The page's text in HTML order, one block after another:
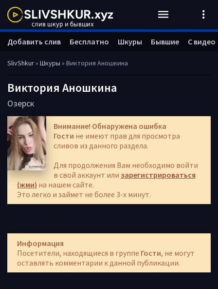
SlivShkur» Шкуры » Виктория Аношкина
Виктория Аношкина
Озерск
Внимание! Обнаружена ошибка
Гости не имеют прав для просмотра
сливов из данного раздела.
Для продолжения Вам необходимо войти
в свой аккаунт или зарегистрироваться
(жми) на нашем сайте.
Это легко и займет не более 3-х минут.
Информация
Посетители, находящиеся в группе Гости, не могут
оставлять комментарии к данной публикации.
Добавить слив Бесплатно Шкуры Бывшие С видео